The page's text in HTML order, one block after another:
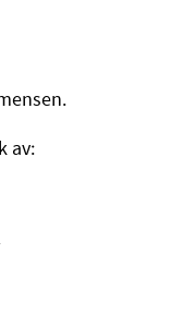
av: